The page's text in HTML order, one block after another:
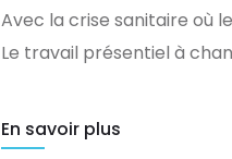
Avec la crise sanitaire où
Le travail présentiel à
En savoir plus